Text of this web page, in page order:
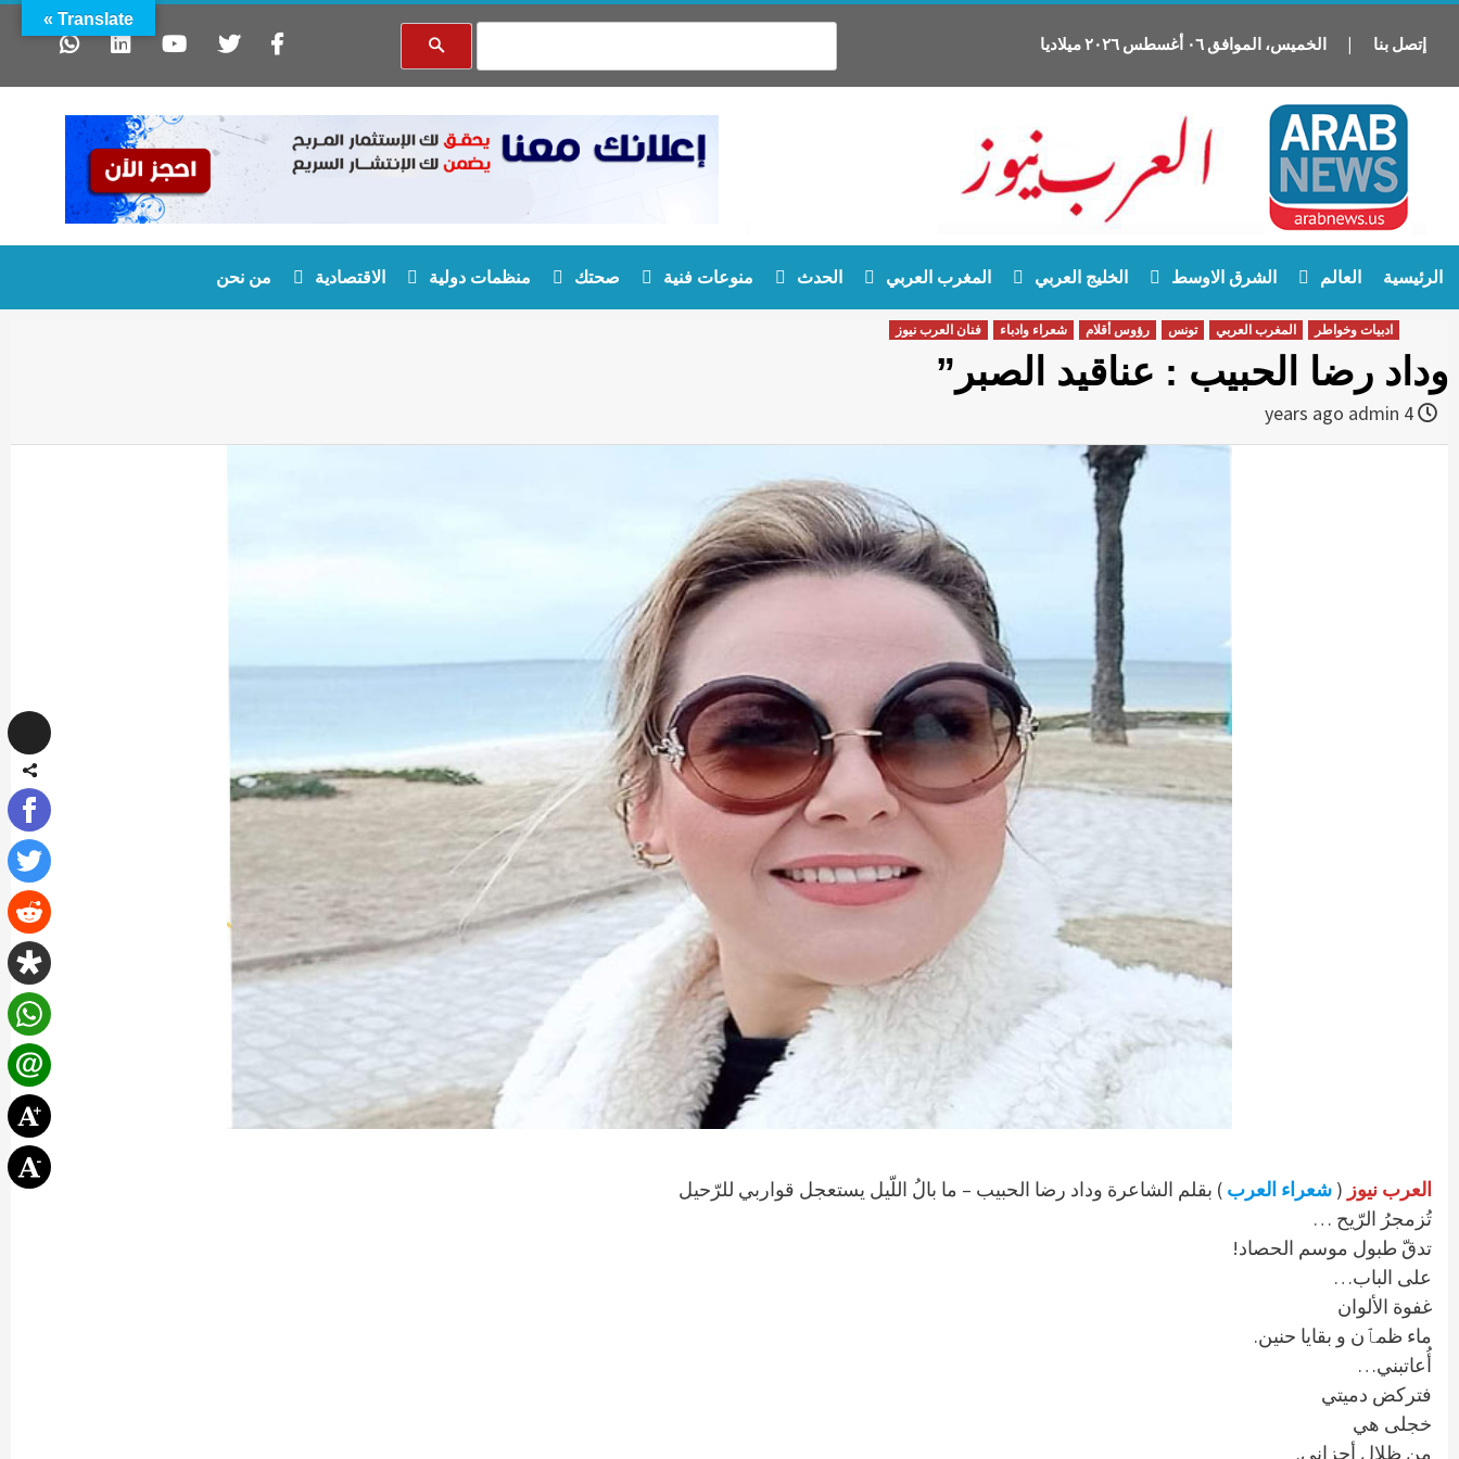
إتصل بنا | الخميس، الموافق٠٦ أغسطس ٢٠٢٦ميلاديا
content
الرئيسية العالم الشرق الاوسط الخليج العربي المغرب العربي الحدث منوعات فنية صحتك منظمات دولية الاقتصادية من نحن
ادبيات وخواطر المغرب العربي تونس رؤوس أقلام شعراء وادباء فنان العرب نيوز
وداد رضا الحبيب : عناقيد الصبر”
admin
العرب نيوز ( شعراء العرب ) بقلم الشاعرة وداد رضا الحبيب – ما بالُ اللّيل يستعجل قواربي للرّحيل
تُزمجرُ الرّيح …
تدقّ طبول موسم الحصاد!
على الباب…
غفوة الألوان
ماء ظمٱن و بقايا حنين.
أُعاتبني…
فتركض دميتي
خجلى هي
مِن ظلال أحزاني.
Translate »